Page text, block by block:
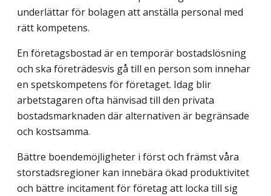
underlättar för bolagen att anställa personal med
rätt kompetens.
En företagsbostad är en temporär bostadslösning
och ska företrädesvis gå till en person som innehar
en spetskompetens för företaget. Idag blir
arbetstagaren ofta hänvisad till den privata
bostadsmarknaden där alternativen är begränsade
och kostsamma.
Bättre boendemöjligheter i först och främst våra
storstadsregioner kan innebära ökad produktivitet
och bättre incitament för företag att locka till sig